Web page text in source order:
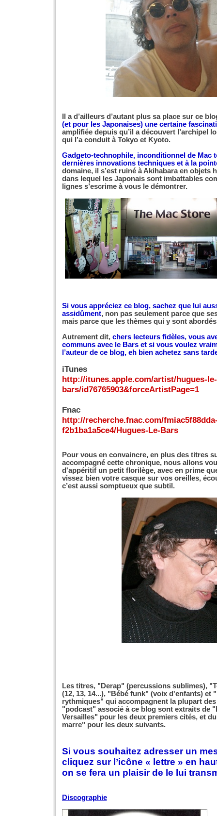
Il a d’ailleurs d’autant plus sa place sur ce
(et pour les Japonaises) une certaine
amplifiée depuis qu’il a découvert l’archipel
qui l’a conduit à Tokyo et Kyoto.
Gadgeto-technophile, inconditionnel de Mac
dernières innovations techniques et à la
domaine, il s’est ruiné à Akihabara en objets
dans lequel les Japonais sont imbattables
lignes s’escrime à vous le démontrer.
Si vous appréciez ce blog, sachez que lui
assidûment, non pas seulement parce que
mais parce que les thèmes qui y sont
Autrement dit, chers lecteurs fidèles, vous
communs avec le Bars et si vous voulez
l’auteur de ce blog, eh bien achetez sans
iTunes
http://itunes.apple.com/artist/hugues-le-
bars/id76765903&forceArtistPage=1
Fnac
http://recherche.fnac.com/
f2b1ba1a5ce4/Hugues-Le-Bars
Pour vous en convaincre, en plus des titres
accompagné cette chronique, nous allons
d'appéritif un petit florilège, avec en prime
vissez bien votre casque sur vos oreilles,
c’est aussi somptueux que subtil.
Les titres, "Derap" (percussions sublimes),
(12, 13, 14...), "Bébé funk" (voix d'enfants) et
rythmiques" qui accompagnent la plupart
"podcast" associé à ce blog sont extraits de
Versailles" pour les deux premiers cités, et
marre" pour les deux suivants.
Si vous souhaitez adresser un
cliquez sur l’icône « lettre » en
on se fera un plaisir de le lui
Discographie